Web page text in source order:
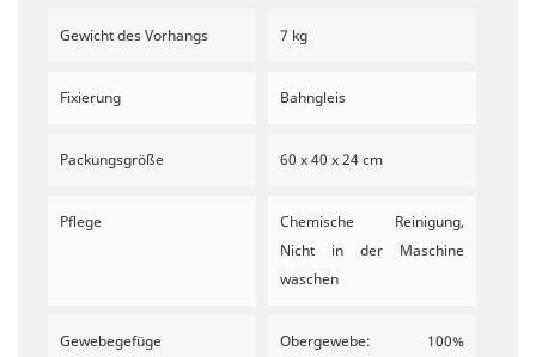
Gewicht des Vorhangs 7 kg
Fixierung Bahngleis
Packungsgröße 60 x 40 x 24 cm
Pflege
Chemische Reinigung,
Nicht in der Maschine
waschen
Gewebegefüge
Obergewebe: 100%